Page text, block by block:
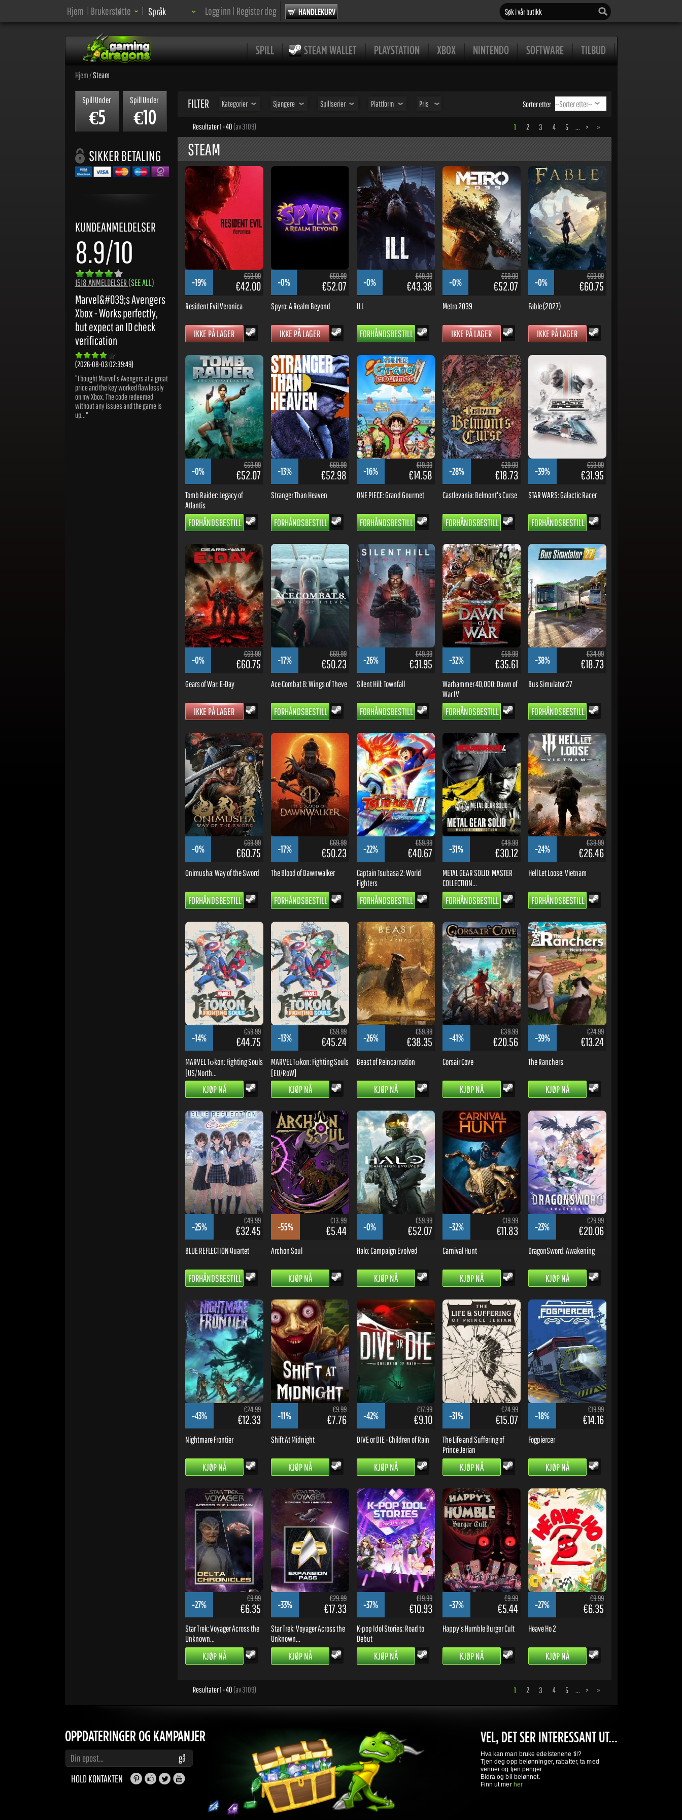
Hjem | Brukerstøtte | Språk
Språk: Logg inn | Register deg HANDLEKURV Søk i vår butikk
SPILL STEAM WALLET PLAYSTATION XBOX NINTENDO SOFTWARE TILBUD
Hjem /Steam
Spill Under
€5
Spill Under
€10
SIKKER BETALING
KUNDEANMELDELSER
8.9/10
1518 ANMELDELSER(SEE ALL)
Marvel&#039;s Avengers
Xbox - Works perfectly,
but expect an ID check
verification
(2026-08-03 02:39:49)
"I bought Marvel's Avengers at a great
price and the key worked flawlessly
on my Xbox. The code redeemed
without any issues and the game is
up..."
FILTER Kategorier Sjangere Spillserier Plattform Pris Sorter etter
Resultater 1 - 40(av 3109) 1 2 3 4 5 ... > »
STEAM
-19%
€59.99
€42.00
Resident Evil Veronica
IKKE PÅ LAGER
-0%
€59.99
€52.07
Spyro: A Realm Beyond
IKKE PÅ LAGER
-0%
€49.99
€43.38
ILL
FORHÅNDSBESTILL
-0%
€59.99
€52.07
Metro 2039
IKKE PÅ LAGER
-0%
€69.99
€60.75
Fable (2027)
IKKE PÅ LAGER
-0%
€59.99
€52.07
Tomb Raider: Legacy of
Atlantis
FORHÅNDSBESTILL
-13%
€69.99
€52.98
Stranger Than Heaven
FORHÅNDSBESTILL
-16%
€19.99
€14.58
ONE PIECE: Grand Gourmet
FORHÅNDSBESTILL
-28%
€29.99
€18.73
Castlevania: Belmont's Curse
FORHÅNDSBESTILL
-39%
€59.99
€31.95
STAR WARS: Galactic Racer
FORHÅNDSBESTILL
-0%
€69.99
€60.75
Gears of War: E-Day
IKKE PÅ LAGER
-17%
€69.99
€50.23
Ace Combat 8: Wings of Theve
FORHÅNDSBESTILL
-26%
€49.99
€31.95
Silent Hill: Townfall
FORHÅNDSBESTILL
-32%
€59.99
€35.61
Warhammer 40,000: Dawn of
War IV
FORHÅNDSBESTILL
-38%
€34.99
€18.73
Bus Simulator 27
FORHÅNDSBESTILL
-0%
€69.99
€60.75
Onimusha: Way of the Sword
FORHÅNDSBESTILL
-17%
€69.99
€50.23
The Blood of Dawnwalker
FORHÅNDSBESTILL
-22%
€59.99
€40.67
Captain Tsubasa 2: World
Fighters
FORHÅNDSBESTILL
-31%
€49.99
€30.12
METAL GEAR SOLID: MASTER
COLLECTION...
FORHÅNDSBESTILL
-24%
€39.99
€26.46
Hell Let Loose: Vietnam
FORHÅNDSBESTILL
-14%
€59.99
€44.75
MARVEL Tōkon: Fighting Souls
[US/North...
KJØP NÅ
-13%
€59.99
€45.24
MARVEL Tōkon: Fighting Souls
[EU/RoW]
KJØP NÅ
-26%
€59.99
€38.35
Beast of Reincarnation
KJØP NÅ
-41%
€39.99
€20.56
Corsair Cove
KJØP NÅ
-39%
€24.99
€13.24
The Ranchers
KJØP NÅ
-25%
€49.99
€32.45
BLUE REFLECTION Quartet
FORHÅNDSBESTILL
-55%
€13.99
€5.44
Archon Soul
KJØP NÅ
-0%
€59.99
€52.07
Halo: Campaign Evolved
KJØP NÅ
-32%
€19.99
€11.83
Carnival Hunt
KJØP NÅ
-23%
€29.99
€20.06
DragonSword: Awakening
KJØP NÅ
-43%
€24.99
€12.33
Nightmare Frontier
KJØP NÅ
-11%
€9.99
€7.76
Shift At Midnight
KJØP NÅ
-42%
€17.99
€9.10
DIVE or DIE - Children of Rain
KJØP NÅ
-31%
€24.99
€15.07
The Life and Suffering of
Prince Jerian
KJØP NÅ
-18%
€19.99
€14.16
Fogpiercer
KJØP NÅ
-27%
€9.99
€6.35
Star Trek: Voyager Across the
Unknown...
KJØP NÅ
-33%
€29.99
€17.33
Star Trek: Voyager Across the
Unknown...
KJØP NÅ
-37%
€19.99
€10.93
K-pop Idol Stories: Road to
Debut
KJØP NÅ
-37%
€9.99
€5.44
Happy's Humble Burger Cult
KJØP NÅ
-27%
€9.99
€6.35
Heave Ho 2
KJØP NÅ
Resultater 1 - 40(av 3109) 1 2 3 4 5 ... > »
OPPDATERINGER OG KAMPANJER
Skriv inn e-postadressen din for å abonnere på oppdateringer og kampanjer
gå
HOLD KONTAKTEN
VEL, DET SER INTERESSANT UT...
Hva kan man bruke edelstenene til?
Tjen deg opp belønninger, rabatter, ta med
venner og tjen penger.
Bidra og bli belønnet.
Finn ut mer her